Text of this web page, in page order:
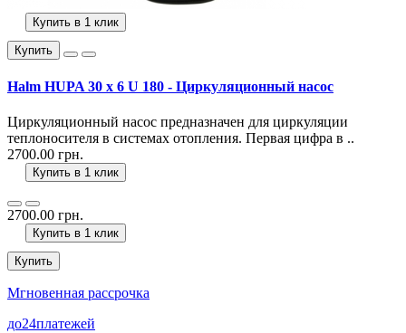
Купить в 1 клик
Купить
Halm HUPA 30 x 6 U 180 - Циркуляционный насос
Циркуляционный насос предназначен для циркуляции
теплоносителя в системах отопления. Первая цифра в ..
2700.00 грн.
Купить в 1 клик
2700.00 грн.
Купить в 1 клик
Купить
Мгновенная рассрочка
до24платежей